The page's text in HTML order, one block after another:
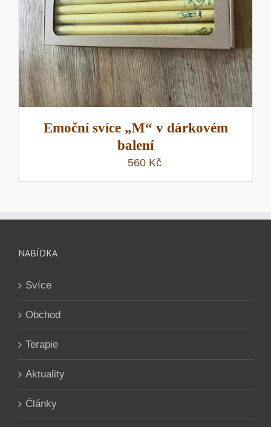
Emoční svíce „M“ v dárkovém
balení
560 Kč
NABÍDKA
Svíce
Obchod
Terapie
Aktuality
Články